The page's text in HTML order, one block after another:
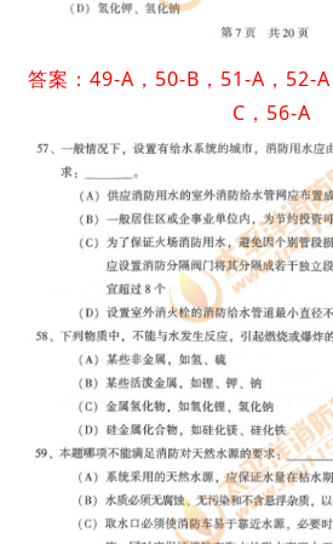
答案：49-A，50-B，51-A，52-
C，56-A